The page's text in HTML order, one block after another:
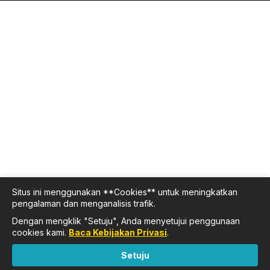
Situs ini menggunakan **Cookies** untuk meningkatkan
pengalaman dan menganalisis trafik.
Dengan mengklik "Setuju", Anda menyetujui penggunaan
cookies kami. Baca Kebijakan Privasi.
Setuju